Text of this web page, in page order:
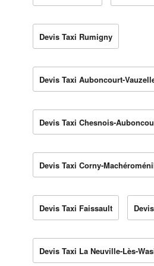
Devis Taxi Rumigny
Devis Taxi Auboncourt-
Devis Taxi Chesnois-
Devis Taxi Corny-
Devis Taxi Faissault
Devis Taxi La Neuville-Lès-